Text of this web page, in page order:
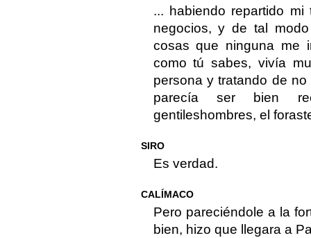
... habiendo repartido
negocios, y de tal
cosas que ninguna me
como tú sabes, vivía
persona y tratando de
parecía ser bien
gentileshombres, el
SIRO
Es verdad.
CALÍMACO
Pero pareciéndole a la
bien, hizo que llegara a